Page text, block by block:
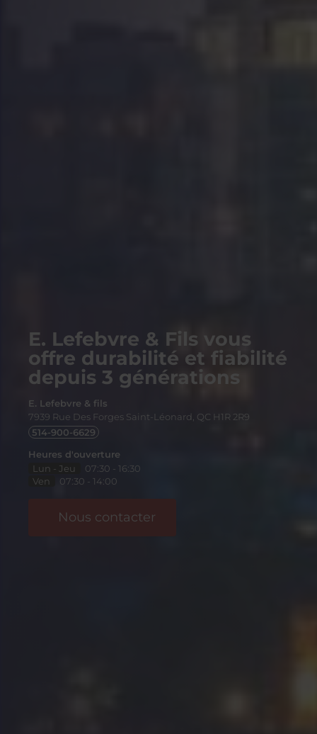
E. Lefebvre & Fils vous
offre durabilité et fiabilité
depuis 3 générations
E. Lefebvre & fils
7939 Rue Des Forges Saint-Léonard, QC H1R 2R9
514-900-6629
Heures d'ouverture
Lun - Jeu
07:30 - 16:30
Ven
07:30 - 14:00
Nous contacter